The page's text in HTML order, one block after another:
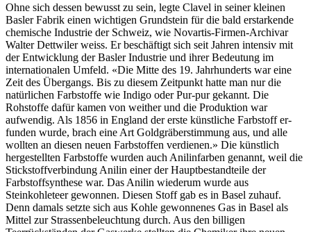
Ohne sich dessen bewusst zu sein, legte Clavel in seiner kleinen
Basler Fabrik einen wichtigen Grundstein für die bald erstarkende
chemische Industrie der Schweiz, wie Novartis-Firmen-Archivar
Walter Dettwiler weiss. Er beschäftigt sich seit Jahren intensiv mit
der Entwicklung der Basler Industrie und ihrer Bedeutung im
internationalen Umfeld. «Die Mitte des 19. Jahrhunderts war eine
Zeit des Übergangs. Bis zu diesem Zeitpunkt hatte man nur die
natürlichen Farbstoffe wie Indigo oder Pur-pur gekannt. Die
Rohstoffe dafür kamen von weither und die Produktion war
aufwendig. Als 1856 in England der erste künstliche Farbstoff er-
funden wurde, brach eine Art Goldgräberstimmung aus, und alle
wollten an diesen neuen Farbstoffen verdienen.» Die künstlich
hergestellten Farbstoffe wurden auch Anilinfarben genannt, weil die
Stickstoffverbindung Anilin einer der Hauptbestandteile der
Farbstoffsynthese war. Das Anilin wiederum wurde aus
Steinkohleteer gewonnen. Diesen Stoff gab es in Basel zuhauf.
Denn damals setzte sich aus Kohle gewonnenes Gas in Basel als
Mittel zur Strassenbeleuchtung durch. Aus den billigen